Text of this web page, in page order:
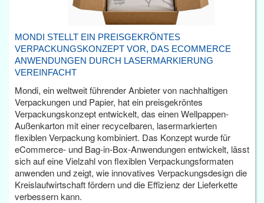
MONDI STELLT EIN PREISGEKRÖNTES
VERPACKUNGSKONZEPT VOR, DAS ECOMMERCE
ANWENDUNGEN DURCH LASERMARKIERUNG
VEREINFACHT
Mondi, ein weltweit führender Anbieter von nachhaltigen
Verpackungen und Papier, hat ein preisgekröntes
Verpackungskonzept entwickelt, das einen Wellpappen-
Außenkarton mit einer recycelbaren, lasermarkierten
flexiblen Verpackung kombiniert. Das Konzept wurde für
eCommerce- und Bag-in-Box-Anwendungen entwickelt, lässt
sich auf eine Vielzahl von flexiblen Verpackungsformaten
anwenden und zeigt, wie innovatives Verpackungsdesign die
Kreislaufwirtschaft fördern und die Effizienz der Lieferkette
verbessern kann.